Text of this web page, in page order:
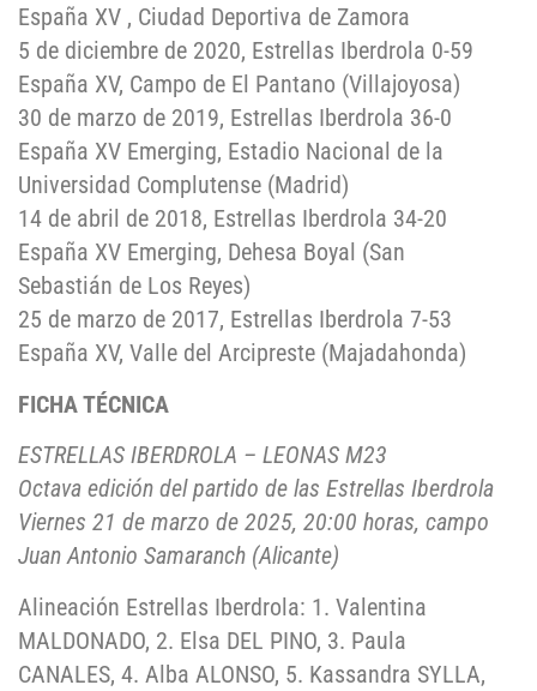
España XV , Ciudad Deportiva de Zamora
5 de diciembre de 2020, Estrellas Iberdrola 0-59
España XV, Campo de El Pantano (Villajoyosa)
30 de marzo de 2019, Estrellas Iberdrola 36-0
España XV Emerging, Estadio Nacional de la
Universidad Complutense (Madrid)
14 de abril de 2018, Estrellas Iberdrola 34-20
España XV Emerging, Dehesa Boyal (San
Sebastián de Los Reyes)
25 de marzo de 2017, Estrellas Iberdrola 7-53
España XV, Valle del Arcipreste (Majadahonda)
FICHA TÉCNICA
ESTRELLAS IBERDROLA – LEONAS M23
Octava edición del partido de las Estrellas Iberdrola
Viernes 21 de marzo de 2025, 20:00 horas, campo
Juan Antonio Samaranch (Alicante)
Alineación Estrellas Iberdrola: 1. Valentina
MALDONADO, 2. Elsa DEL PINO, 3. Paula
CANALES, 4. Alba ALONSO, 5. Kassandra SYLLA,